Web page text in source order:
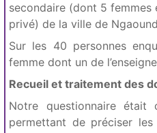
secondaire (dont 5 femmes
privé) de la ville de
Sur les 40 personnes
femme dont un de
Recueil et traitement des
Notre questionnaire était
permettant de préciser les